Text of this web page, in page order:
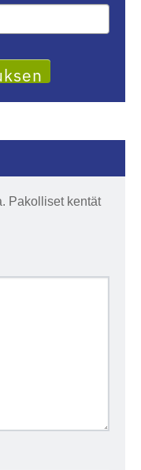
Pakolliset kentät